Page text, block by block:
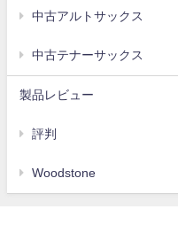
中古アルトサックス
中古テナーサックス
製品レビュー
評判
Woodstone